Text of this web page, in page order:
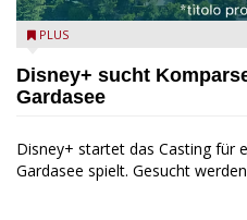
Disney+ Delitto sul Lago di
PLUS
Disney+ sucht
Gardasee
Disney+ startet das Casting für
Gardasee spielt. Gesucht